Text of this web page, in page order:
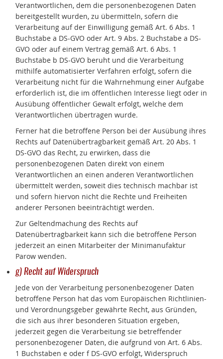
Verantwortlichen, dem die personenbezogenen Daten
bereitgestellt wurden, zu übermitteln, sofern die
Verarbeitung auf der Einwilligung gemäß Art. 6 Abs. 1
Buchstabe a DS-GVO oder Art. 9 Abs. 2 Buchstabe a DS-
GVO oder auf einem Vertrag gemäß Art. 6 Abs. 1
Buchstabe b DS-GVO beruht und die Verarbeitung
mithilfe automatisierter Verfahren erfolgt, sofern die
Verarbeitung nicht für die Wahrnehmung einer Aufgabe
erforderlich ist, die im öffentlichen Interesse liegt oder in
Ausübung öffentlicher Gewalt erfolgt, welche dem
Verantwortlichen übertragen wurde.
Ferner hat die betroffene Person bei der Ausübung ihres
Rechts auf Datenübertragbarkeit gemäß Art. 20 Abs. 1
DS-GVO das Recht, zu erwirken, dass die
personenbezogenen Daten direkt von einem
Verantwortlichen an einen anderen Verantwortlichen
übermittelt werden, soweit dies technisch machbar ist
und sofern hiervon nicht die Rechte und Freiheiten
anderer Personen beeinträchtigt werden.
Zur Geltendmachung des Rechts auf
Datenübertragbarkeit kann sich die betroffene Person
jederzeit an einen Mitarbeiter der Minimanufaktur
Parow wenden.
g) Recht auf Widerspruch
Jede von der Verarbeitung personenbezogener Daten
betroffene Person hat das vom Europäischen Richtlinien-
und Verordnungsgeber gewährte Recht, aus Gründen,
die sich aus ihrer besonderen Situation ergeben,
jederzeit gegen die Verarbeitung sie betreffender
personenbezogener Daten, die aufgrund von Art. 6 Abs.
1 Buchstaben e oder f DS-GVO erfolgt, Widerspruch